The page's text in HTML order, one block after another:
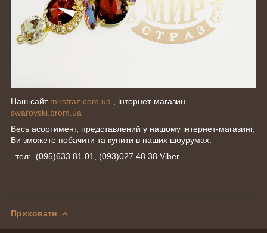
Наш сайт mirstraz.com.ua , інтернет-магазин
swarovski.prom.ua
Весь асортимент, представлений у нашому інтернет-магазині,
Ви зможете побачити та купити в наших шоурумах:
тел: (095)633 81 01, (093)027 48 38 Viber
Приховати